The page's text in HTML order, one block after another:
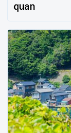
quan